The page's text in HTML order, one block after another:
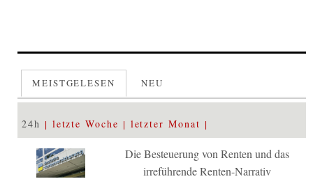
MEISTGELESEN NEU
24h letzte Woche letzter Monat
Die Besteuerung von Renten und das
irreführende Renten-Narrativ